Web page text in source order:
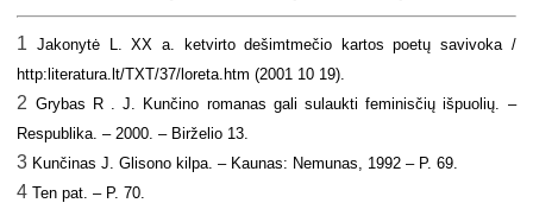
1 Jakonytė L. XX a. ketvirto dešimtmečio kartos poetų savivoka /
http:literatura.lt/TXT/37/loreta.htm (2001 10 19).
2 Grybas R . J. Kunčino romanas gali sulaukti feminisčių išpuolių. –
Respublika. – 2000. – Birželio 13.
3 Kunčinas J. Glisono kilpa. – Kaunas: Nemunas, 1992 – P. 69.
4 Ten pat. – P. 70.